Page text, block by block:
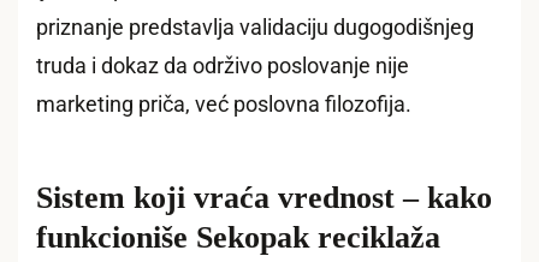
priznanje predstavlja validaciju dugogodišnjeg
truda i dokaz da održivo poslovanje nije
marketing priča, već poslovna filozofija.
Sistem koji vraća vrednost – kako
funkcioniše Sekopak reciklaža